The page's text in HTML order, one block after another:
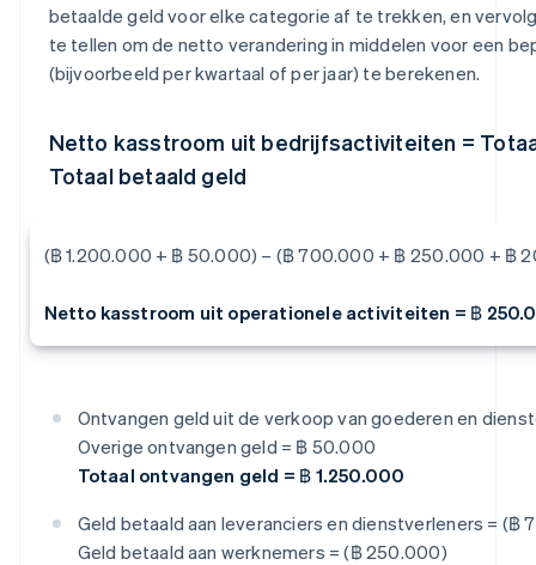
betaalde geld voor elke categorie af te trekken, en
te tellen om de netto verandering in middelen voor een
(bijvoorbeeld per kwartaal of per jaar) te berekenen.
Netto kasstroom uit bedrijfsactiviteiten =
Totaal betaald geld
(฿ 1.200.000 + ฿ 50.000) – (฿ 700.000 + ฿ 250.000 + ฿
Netto kasstroom uit operationele activiteiten = ฿
Ontvangen geld uit de verkoop van goederen en
Overige ontvangen geld = ฿ 50.000
Totaal ontvangen geld = ฿ 1.250.000
Geld betaald aan leveranciers en dienstverleners = (฿
Geld betaald aan werknemers = (฿ 250.000)